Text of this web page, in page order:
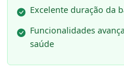
Excelente duração da
Funcionalidades
saúde